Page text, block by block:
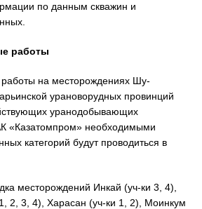
по данным скважин и
работы
работы на месторождениях Шу-
урановорудных провинций
уранодобывающих
«Казатомпром» необходимыми
категорий будут проводиться в
месторождений Инкай (уч-ки 3, 4),
2, 3, 4), Харасан (уч-ки 1, 2), Моинкум